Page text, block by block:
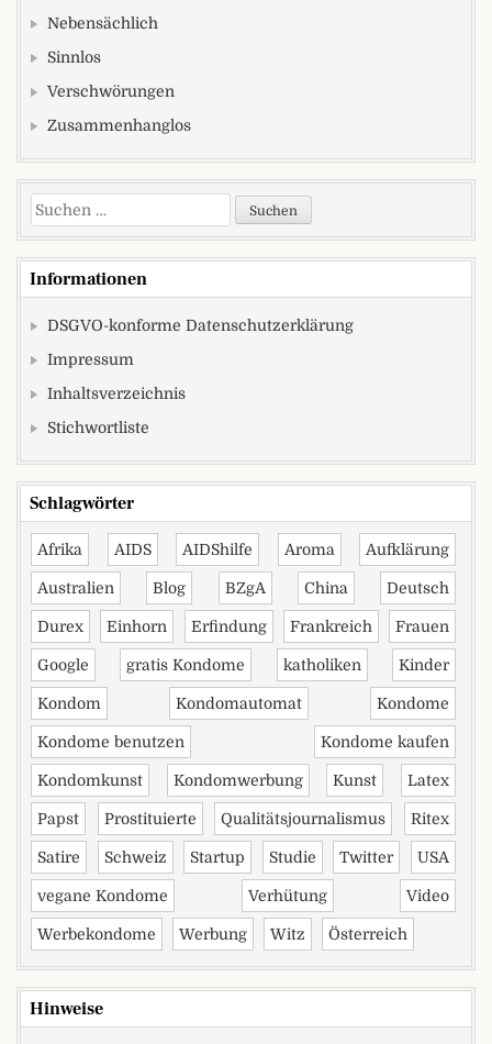
Nebensächlich
Sinnlos
Verschwörungen
Zusammenhanglos
Suchen nach:
Informationen
DSGVO-konforme Datenschutzerklärung
Impressum
Inhaltsverzeichnis
Stichwortliste
Schlagwörter
Afrika AIDS AIDShilfe Aroma Aufklärung
Australien Blog BZgA China Deutsch
Durex Einhorn Erfindung Frankreich Frauen
Google gratis Kondome katholiken Kinder
Kondom Kondomautomat Kondome
Kondome benutzen Kondome kaufen
Kondomkunst Kondomwerbung Kunst Latex
Papst Prostituierte Qualitätsjournalismus Ritex
Satire Schweiz Startup Studie Twitter USA
vegane Kondome Verhütung Video
Werbekondome Werbung Witz Österreich
Hinweise